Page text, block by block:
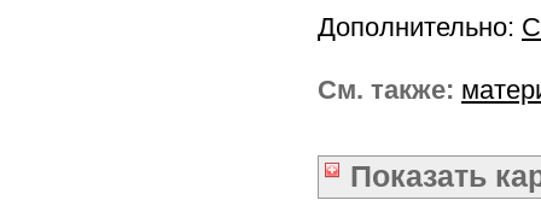
Дополнительно:
См. также:
Показать